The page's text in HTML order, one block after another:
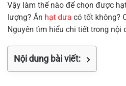
Vậy làm thế nào để chọn được
lượng? Ăn hạt dưa có tốt không?
Nguyên tìm hiểu chi tiết trong nội
Nội dung bài viết: